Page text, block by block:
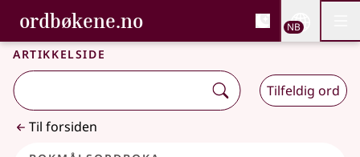
Gå til hovedinnhold
Tilgjengelighet
ordbøkene.no, Bokmålsordboka og
Bokmålsordboka og Nynorskordboka
NB
Artikkelside
Tilfeldig ord
Til forsiden